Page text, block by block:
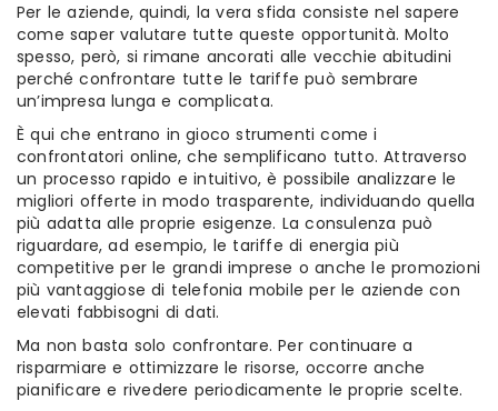
Per le aziende, quindi, la vera sfida consiste nel sapere
come saper valutare tutte queste opportunità. Molto
spesso, però, si rimane ancorati alle vecchie abitudini
perché confrontare tutte le tariffe può sembrare
un’impresa lunga e complicata.
È qui che entrano in gioco strumenti come i
confrontatori online, che semplificano tutto. Attraverso
un processo rapido e intuitivo, è possibile analizzare le
migliori offerte in modo trasparente, individuando quella
più adatta alle proprie esigenze. La consulenza può
riguardare, ad esempio, le tariffe di energia più
competitive per le grandi imprese o anche le promozioni
più vantaggiose di telefonia mobile per le aziende con
elevati fabbisogni di dati.
Ma non basta solo confrontare. Per continuare a
risparmiare e ottimizzare le risorse, occorre anche
pianificare e rivedere periodicamente le proprie scelte.